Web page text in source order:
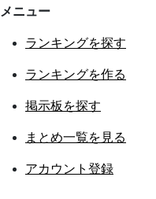
メニュー
ランキングを探す
ランキングを作る
掲示板を探す
まとめ一覧を見る
アカウント登録